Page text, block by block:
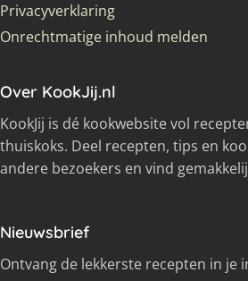
Privacyverklaring
Onrechtmatige inhoud melden
Over KookJij.nl
KookJij is dé kookwebsite vol
thuiskoks. Deel recepten, tips en
andere bezoekers en vind
Nieuwsbrief
Ontvang de lekkerste recepten in je